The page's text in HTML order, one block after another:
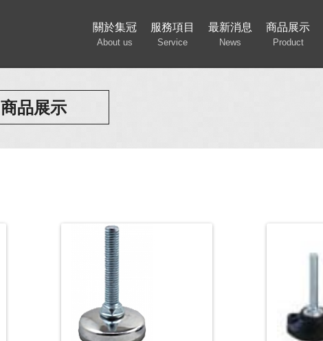
關於集冠
About us
服務項目
Service
最新消息
News
商品展示
Product
商品展示